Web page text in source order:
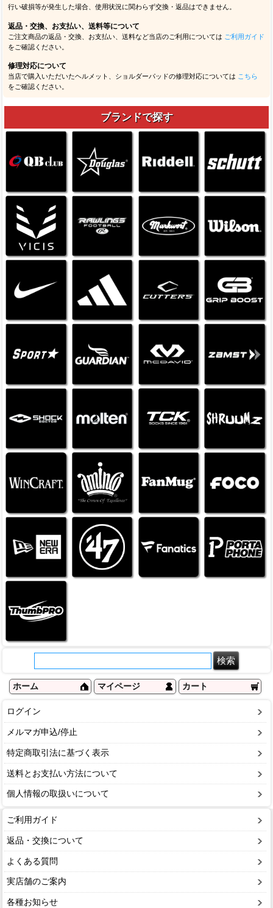
行い破損等が発生した場合、使用状況に関わらず交換・返品はできません。
返品・交換、お支払い、送料等について
ご注文商品の返品・交換、お支払い、送料など当店のご利用については ご利用ガイド
をご確認ください。
修理対応について
当店で購入いただいたヘルメット、ショルダーパッドの修理対応については こちら
をご確認ください。
ブランドで探す
ホーム マイページ カート
ログイン
メルマガ申込/停止
特定商取引法に基づく表示
送料とお支払い方法について
個人情報の取扱いについて
ご利用ガイド
返品・交換について
よくある質問
実店舗のご案内
各種お知らせ